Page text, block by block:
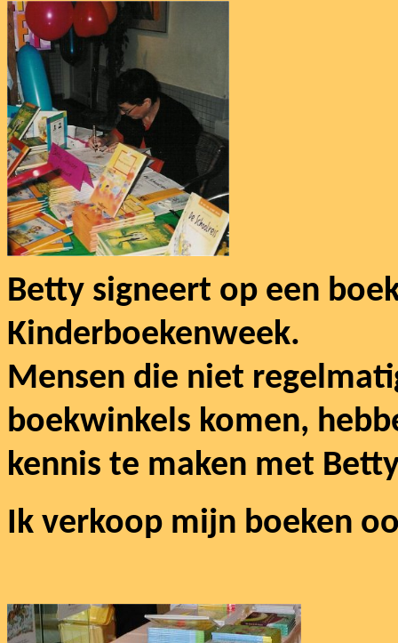
Betty signeert op een
Kinderboekenweek.
Mensen die niet
boekwinkels komen,
kennis te maken met
Ik verkoop mijn boeken